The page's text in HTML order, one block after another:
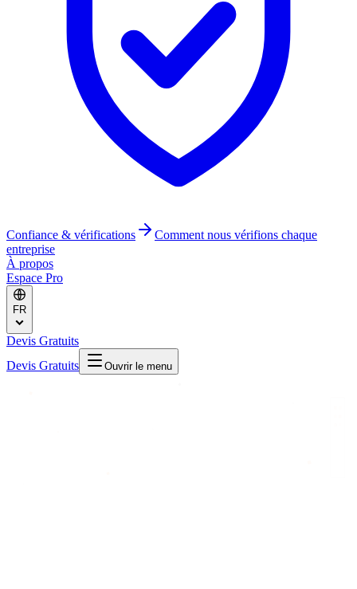
Confiance & vérifications
Comment nous vérifions chaque
entreprise
À propos
Espace Pro
FR
Devis Gratuits
Devis Gratuits
Ouvrir le menu